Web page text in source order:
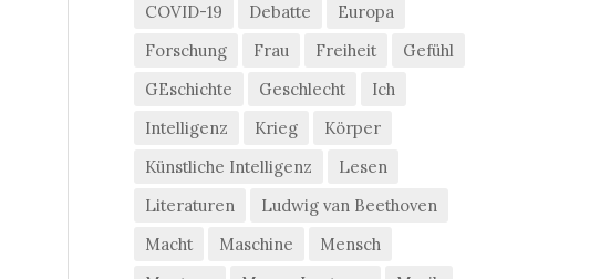
COVID-19
Debatte
Europa
Forschung
Frau Freiheit
Gefühl
GEschichte
Geschlecht
Ich
Intelligenz
Krieg
Körper
Künstliche Intelligenz
Lesen
Literaturen
Ludwig van Beethoven
Macht
Maschine
Mensch